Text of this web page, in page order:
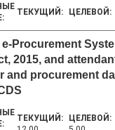
Procurement
2015, and
and procurement